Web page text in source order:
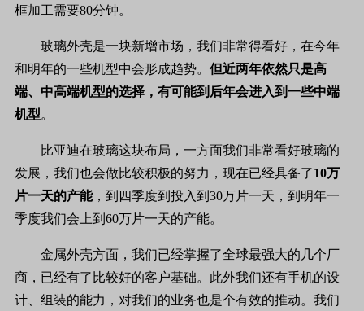
框加工需要80分钟。
玻璃外壳是一块新增市场，我们非常得看好，在今年
和明年的一些机型中会形成趋势。 但近两年依然只是高
端、中高端机型的选择，有可能到后年会进入到一些中端
机型。
比亚迪在玻璃这块布局，一方面我们非常看好玻璃的
发展，我们也会做比较积极的努力，现在已经具备了10万
片一天的产能，到四季度到投入到30万片一天，到明年一
季度我们会上到60万片一天的产能。
金属外壳方面，我们已经掌握了全球最强大的几个厂
商，已经有了比较好的客户基础。此外我们还有手机的设
计、组装的能力，对我们的业务也是个有效的推动。我们